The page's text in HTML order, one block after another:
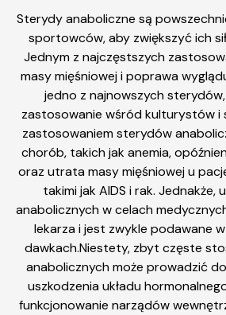
Sterydy anaboliczne są
sportowców, aby zwiększyć ich
Jednym z najczęstszych
masy mięśniowej i poprawa
jedno z najnowszych
zastosowanie wśród kulturystów i
zastosowaniem sterydów
chorób, takich jak anemia,
oraz utrata masy mięśniowej u
takimi jak AIDS i rak. Jednakże,
anabolicznych w celach
lekarza i jest zwykle podawane
dawkach.Niestety, zbyt częste
anabolicznych może prowadzić
uszkodzenia układu
funkcjonowanie narządów